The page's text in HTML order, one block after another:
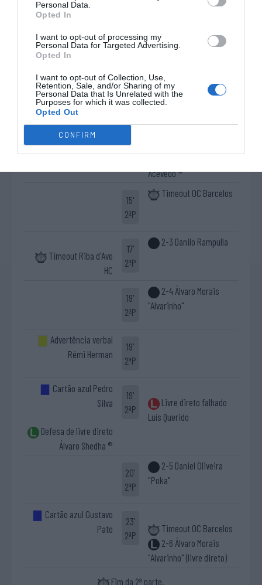
Personal Data.
Opted In
I want to opt-out of processing my
Personal Data for Targeted Advertising.
Opted In
I want to opt-out of Collection, Use,
Retention, Sale, and/or Sharing of my
Personal Data that Is Unrelated with the
Purposes for which it was collected.
Opted Out
CONFIRM
Acevedo ®
HC
Álvaro Shedha ®
2ªP
Livre direto falhado
Luís Querido
Livre direto falhado
Pedro Silva
11'
2ªP
Cartão azul Daniel
Acevedo ®
15'
2ªP
Timeout OC Barcelos
Timeout Riba d'Ave
HC
17'
2ªP
2-3 Danilo Rampulla
19'
2ªP
2-4 Álvaro Morais
"Alvarinho"
Advertência verbal
Rémi Herman
19'
2ªP
Cartão azul Pedro
Silva
Defesa de livre direto
Álvaro Shedha ®
19'
2ªP
Livre direto falhado
Luís Querido
20'
2ªP
2-5 Daniel Oliveira
"Poka"
Cartão azul Gustavo
Pato
23'
2ªP
Timeout OC Barcelos
2-6 Álvaro Morais
"Alvarinho" (livre direto)
Fim da 2ª parte.